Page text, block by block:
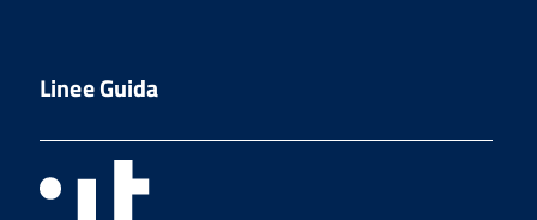
Linee Guida